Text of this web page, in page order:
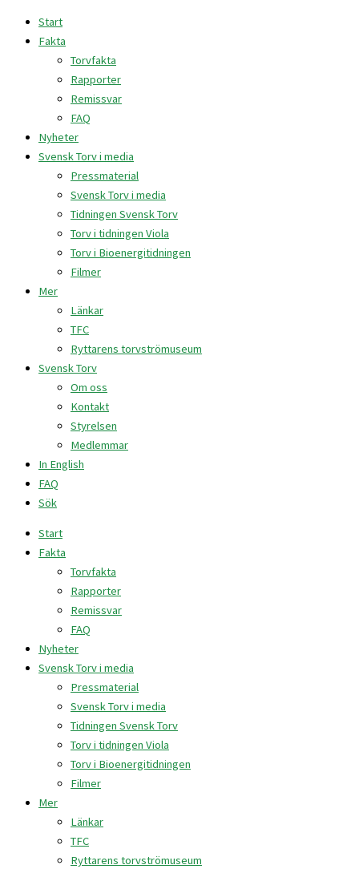
innehåll
Start
Fakta
Torvfakta
Rapporter
Remissvar
FAQ
Nyheter
Svensk Torv i media
Pressmaterial
Svensk Torv i media
Tidningen Svensk Torv
Torv i tidningen Viola
Torv i Bioenergitidningen
Filmer
Mer
Länkar
TFC
Ryttarens torvströmuseum
Svensk Torv
Om oss
Kontakt
Styrelsen
Medlemmar
In English
FAQ
Sök
Start
Fakta
Torvfakta
Rapporter
Remissvar
FAQ
Nyheter
Svensk Torv i media
Pressmaterial
Svensk Torv i media
Tidningen Svensk Torv
Torv i tidningen Viola
Torv i Bioenergitidningen
Filmer
Mer
Länkar
TFC
Ryttarens torvströmuseum
torvbaserad
våtmarker
kolinbindande